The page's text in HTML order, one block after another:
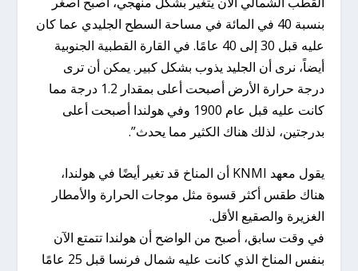
بنسبة 40 في المائة في مساحة السطح الجليدي عما كان
عليه قبل 30 إلى 40 عامًا. في القارة القطبية الجنوبية
أيضاً، نرى أن الجليد يذوب بشكل كبير. يمكن أن ترى
درجة حرارة الأرض أصبحت أعلى بمقدار 1.2 درجة مما
كانت عليه قبل عام 1900 وفي هولندا أصبحت أعلى
بدرجتين، لذلك هناك الكثير مما يحدث”.
يقول معهد KNMI أن المناخ قد تغير أيضًا في هولندا،
هناك طقس أكثر قسوة مثل موجات الحرارة والأمطار
الغزيرة والصقيع الأقل.
في وقت سابق، أصبح من الواضح أن هولندا تتمتع الآن
بنفس المناخ الذي كانت عليه شمال فرنسا قبل 25 عامًا